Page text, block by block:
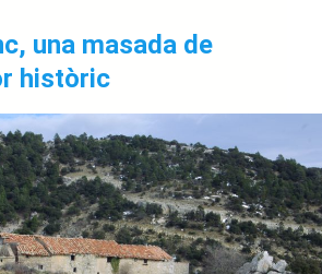
una masada de
històric